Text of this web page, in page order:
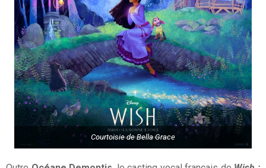
Courtoisie de Bella Grace